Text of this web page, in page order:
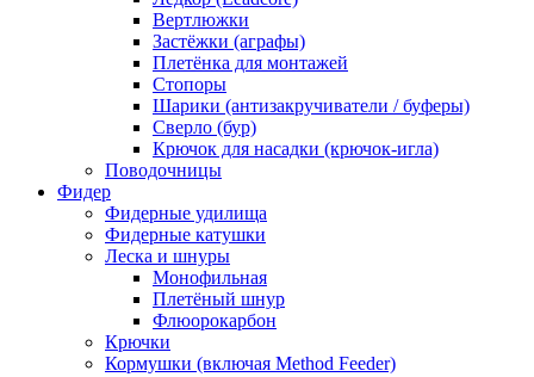
Вертлюжки
Застёжки (аграфы)
Плетёнка для монтажей
Стопоры
Шарики (антизакручиватели / буферы)
Сверло (бур)
Крючок для насадки (крючок-игла)
Поводочницы
Фидер
Фидерные удилища
Фидерные катушки
Леска и шнуры
Монофильная
Плетёный шнур
Флюорокарбон
Крючки
Кормушки (включая Method Feeder)